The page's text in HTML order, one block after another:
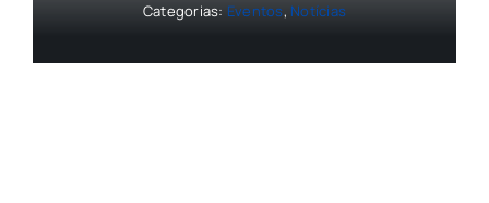
Categorias: Eventos, Notícias